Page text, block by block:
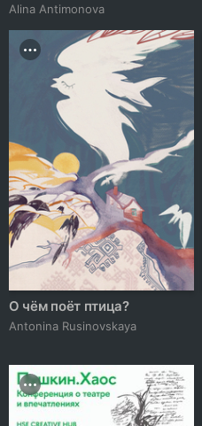
Alina Antimonova
О чём поёт птица?
Antonina Rusinovskaya